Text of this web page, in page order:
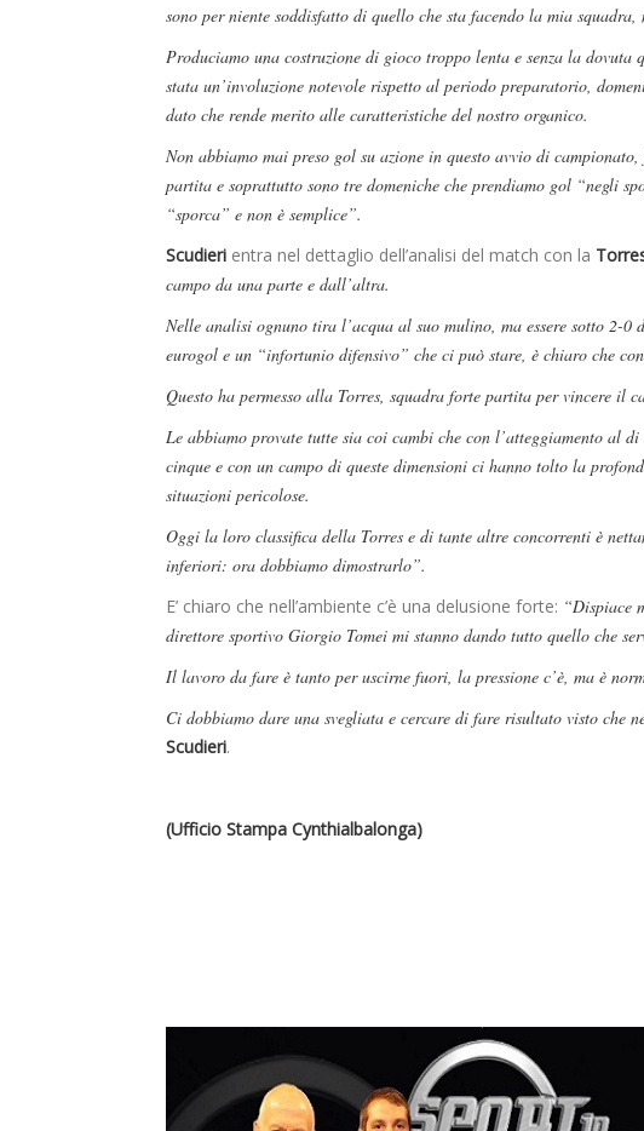
sono per niente soddisfatto di quello che sta facendo la mia
Produciamo una costruzione di gioco troppo lenta e senza la
stata un’involuzione notevole rispetto al periodo preparatorio,
dato che rende merito alle caratteristiche del nostro organico.
Non abbiamo mai preso gol su azione in questo avvio di
partita e soprattutto sono tre domeniche che prendiamo gol “negli
“sporca” e non è semplice”.
Scudieri entra nel dettaglio dell’analisi del match con la
campo da una parte e dall’altra.
Nelle analisi ognuno tira l’acqua al suo mulino, ma essere sotto 2-
eurogol e un “infortunio difensivo” che ci può stare, è chiaro che
Questo ha permesso alla Torres, squadra forte partita per vincere il
Le abbiamo provate tutte sia coi cambi che con l’atteggiamento al
cinque e con un campo di queste dimensioni ci hanno tolto la
situazioni pericolose.
Oggi la loro classifica della Torres e di tante altre concorrenti è
inferiori: ora dobbiamo dimostrarlo”.
E’ chiaro che nell’ambiente c’è una delusione forte: “Dispiace
direttore sportivo Giorgio Tomei mi stanno dando tutto quello che
Il lavoro da fare è tanto per uscirne fuori, la pressione c’è, ma è
Ci dobbiamo dare una svegliata e cercare di fare risultato visto che
Scudieri.
(Ufficio Stampa Cynthialbalonga)